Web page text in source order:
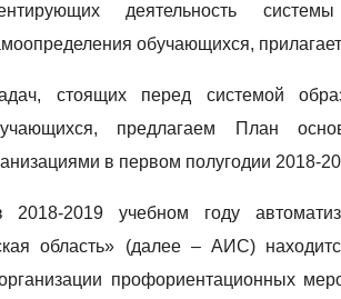
деятельность
обучающихся,
стоящих перед системой
предлагаем План
в первом полугодии 2018-
2019 учебном году
область» (далее – АИС)
профориентационных